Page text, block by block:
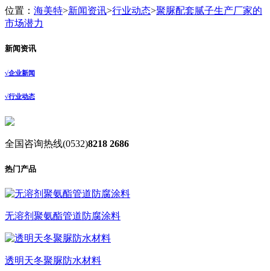
位置： 海美特>新闻资讯>行业动态>聚脲配套腻子生产厂家的
市场潜力
新闻资讯
√企业新闻
√行业动态
全国咨询热线(0532)8218 2686
热门产品
无溶剂聚氨酯管道防腐涂料
透明天冬聚脲防水材料